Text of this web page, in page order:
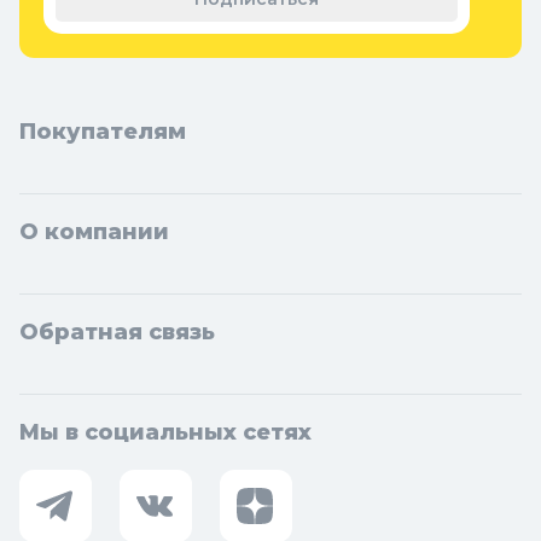
Покупателям
О компании
Обратная связь
Мы в социальных сетях